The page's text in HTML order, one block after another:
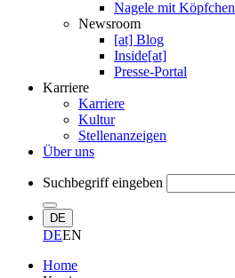
Nagele mit Köpfchen
Newsroom
[at] Blog
Inside[at]
Presse-Portal
Karriere
Karriere
Kultur
Stellenanzeigen
Über uns
Suchbegriff eingeben
DE
DEEN
Home